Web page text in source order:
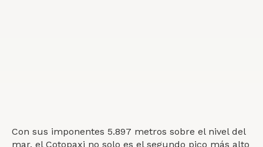
Con sus imponentes 5.897 metros sobre el nivel del
mar, el Cotopaxi no solo es el segundo pico más alto